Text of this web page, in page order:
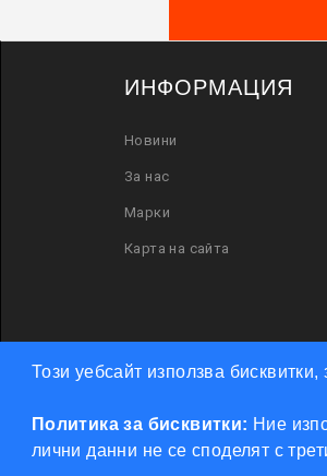
Този уебсайт използва
Политика за бисквитки: Ние
лични данни не се споделят с
ИНФОРМАЦИЯ
Новини
За нас
Марки
Карта на сайта